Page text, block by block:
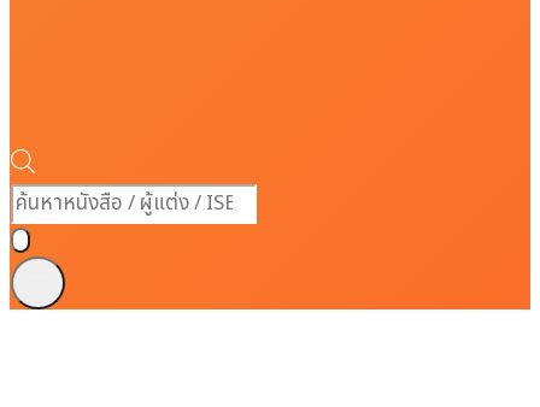
Products
search